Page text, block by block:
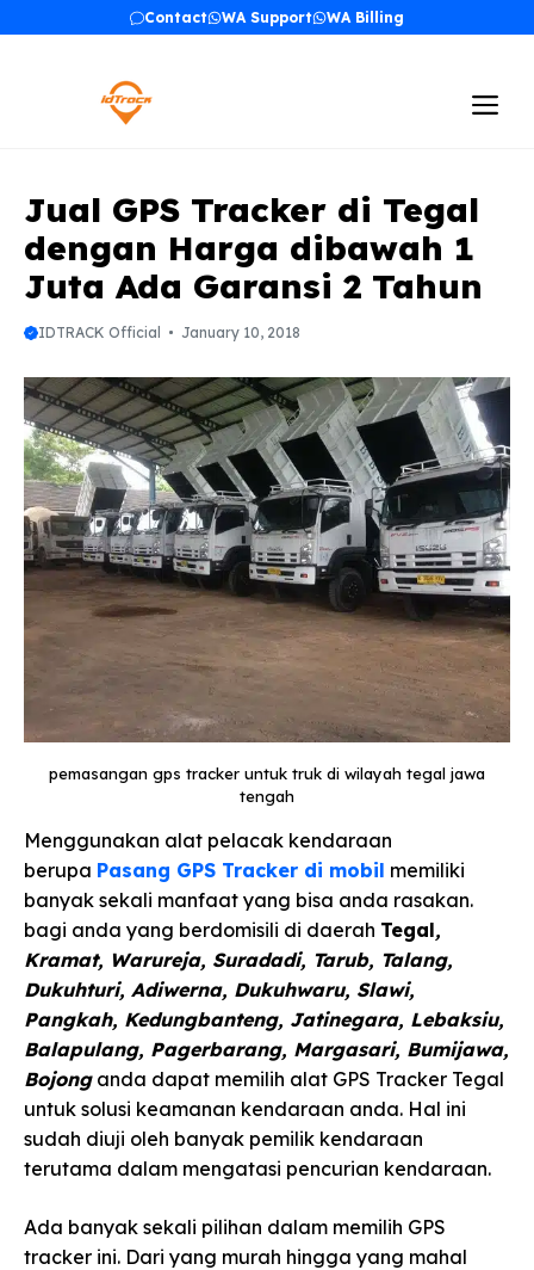
Contact WA Support WA Billing
Jual GPS Tracker di Tegal
dengan Harga dibawah 1
Juta Ada Garansi 2 Tahun
IDTRACK Official January 10, 2018
pemasangan gps tracker untuk truk di wilayah tegal jawa
tengah
Menggunakan alat pelacak kendaraan
berupa Pasang GPS Tracker di mobil memiliki
banyak sekali manfaat yang bisa anda rasakan.
bagi anda yang berdomisili di daerah Tegal,
Kramat, Warureja, Suradadi, Tarub, Talang,
Dukuhturi, Adiwerna, Dukuhwaru, Slawi,
Pangkah, Kedungbanteng, Jatinegara, Lebaksiu,
Balapulang, Pagerbarang, Margasari, Bumijawa,
Bojonganda dapat memilih alat GPS Tracker Tegal
untuk solusi keamanan kendaraan anda. Hal ini
sudah diuji oleh banyak pemilik kendaraan
terutama dalam mengatasi pencurian kendaraan.
Ada banyak sekali pilihan dalam memilih GPS
tracker ini. Dari yang murah hingga yang mahal